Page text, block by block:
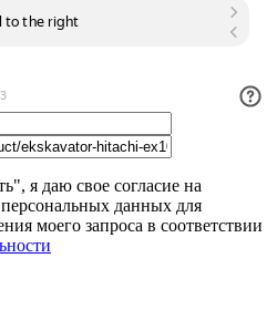
я даю свое согласие на
данных для
моего запроса в соответствии